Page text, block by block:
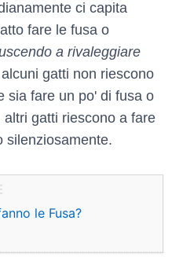
ci capita
fare le fusa o
a rivaleggiare
gatti non riescono
sia fare un po' di fusa o
gatti riescono a fare
silenziosamente.
le Fusa?